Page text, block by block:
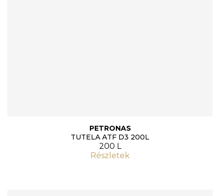
PETRONAS
TUTELA ATF D3 200L
200 L
Részletek